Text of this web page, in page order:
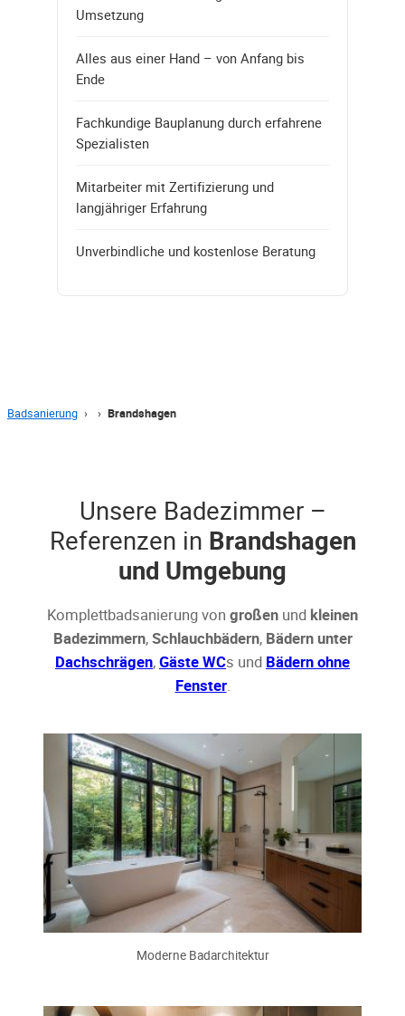
Umsetzung
Alles aus einer Hand – von Anfang bis
Ende
Fachkundige Bauplanung durch erfahrene
Spezialisten
Mitarbeiter mit Zertifizierung und
langjähriger Erfahrung
Unverbindliche und kostenlose Beratung
Badsanierung › › Brandshagen
Unsere Badezimmer –
Referenzen in Brandshagen
und Umgebung
Komplettbadsanierung von großen und kleinen
Badezimmern,Schlauchbädern, Bädern unter
Dachschrägen,Gäste WCs und Bädern ohne
Fenster.
Moderne Badarchitektur